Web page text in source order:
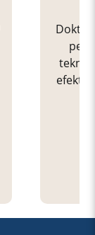
Dokter
efektif